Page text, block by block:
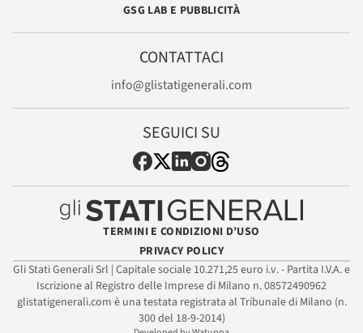
GSG LAB E PUBBLICITÀ
CONTATTACI
info@glistatigenerali.com
SEGUICI SU
TERMINI E CONDIZIONI D’USO
PRIVACY POLICY
Gli Stati Generali Srl | Capitale sociale 10.271,25 euro i.v. - Partita I.V.A. e
Iscrizione al Registro delle Imprese di Milano n. 08572490962
glistatigenerali.com è una testata registrata al Tribunale di Milano (n.
300 del 18-9-2014)